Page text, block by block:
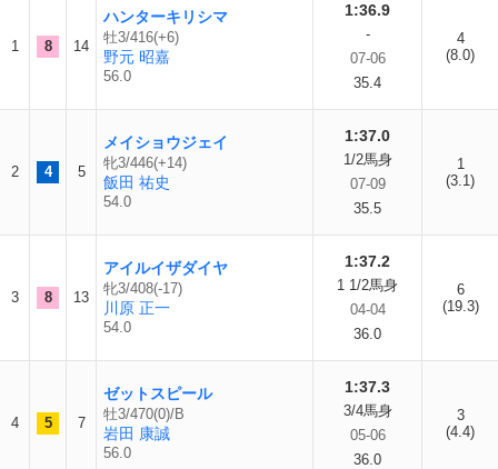
1 8 14
ハンターキリシマ
牡3/416(+6)
野元 昭嘉
56.0
1:36.9
-
07-06
35.4
4
(8.0)
2 4 5
メイショウジェイ
牝3/446(+14)
飯田 祐史
54.0
1:37.0
1/2馬身
07-09
35.5
1
(3.1)
3 8 13
アイルイザダイヤ
牝3/408(-17)
川原 正一
54.0
1:37.2
1 1/2馬身
04-04
36.0
6
(19.3)
4 5 7
ゼットスピール
牡3/470(0)/B
岩田 康誠
56.0
1:37.3
3/4馬身
05-06
36.0
3
(4.4)